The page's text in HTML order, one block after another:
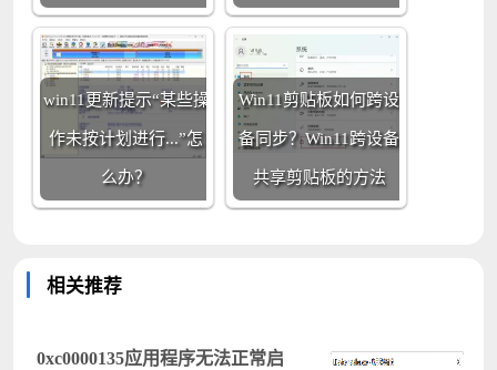
win11更新提示“某些操
作未按计划进行...”怎
么办？
Win11剪贴板如何跨设
备同步？Win11跨设备
共享剪贴板的方法
相关推荐
0xc0000135应用程序无法正常启